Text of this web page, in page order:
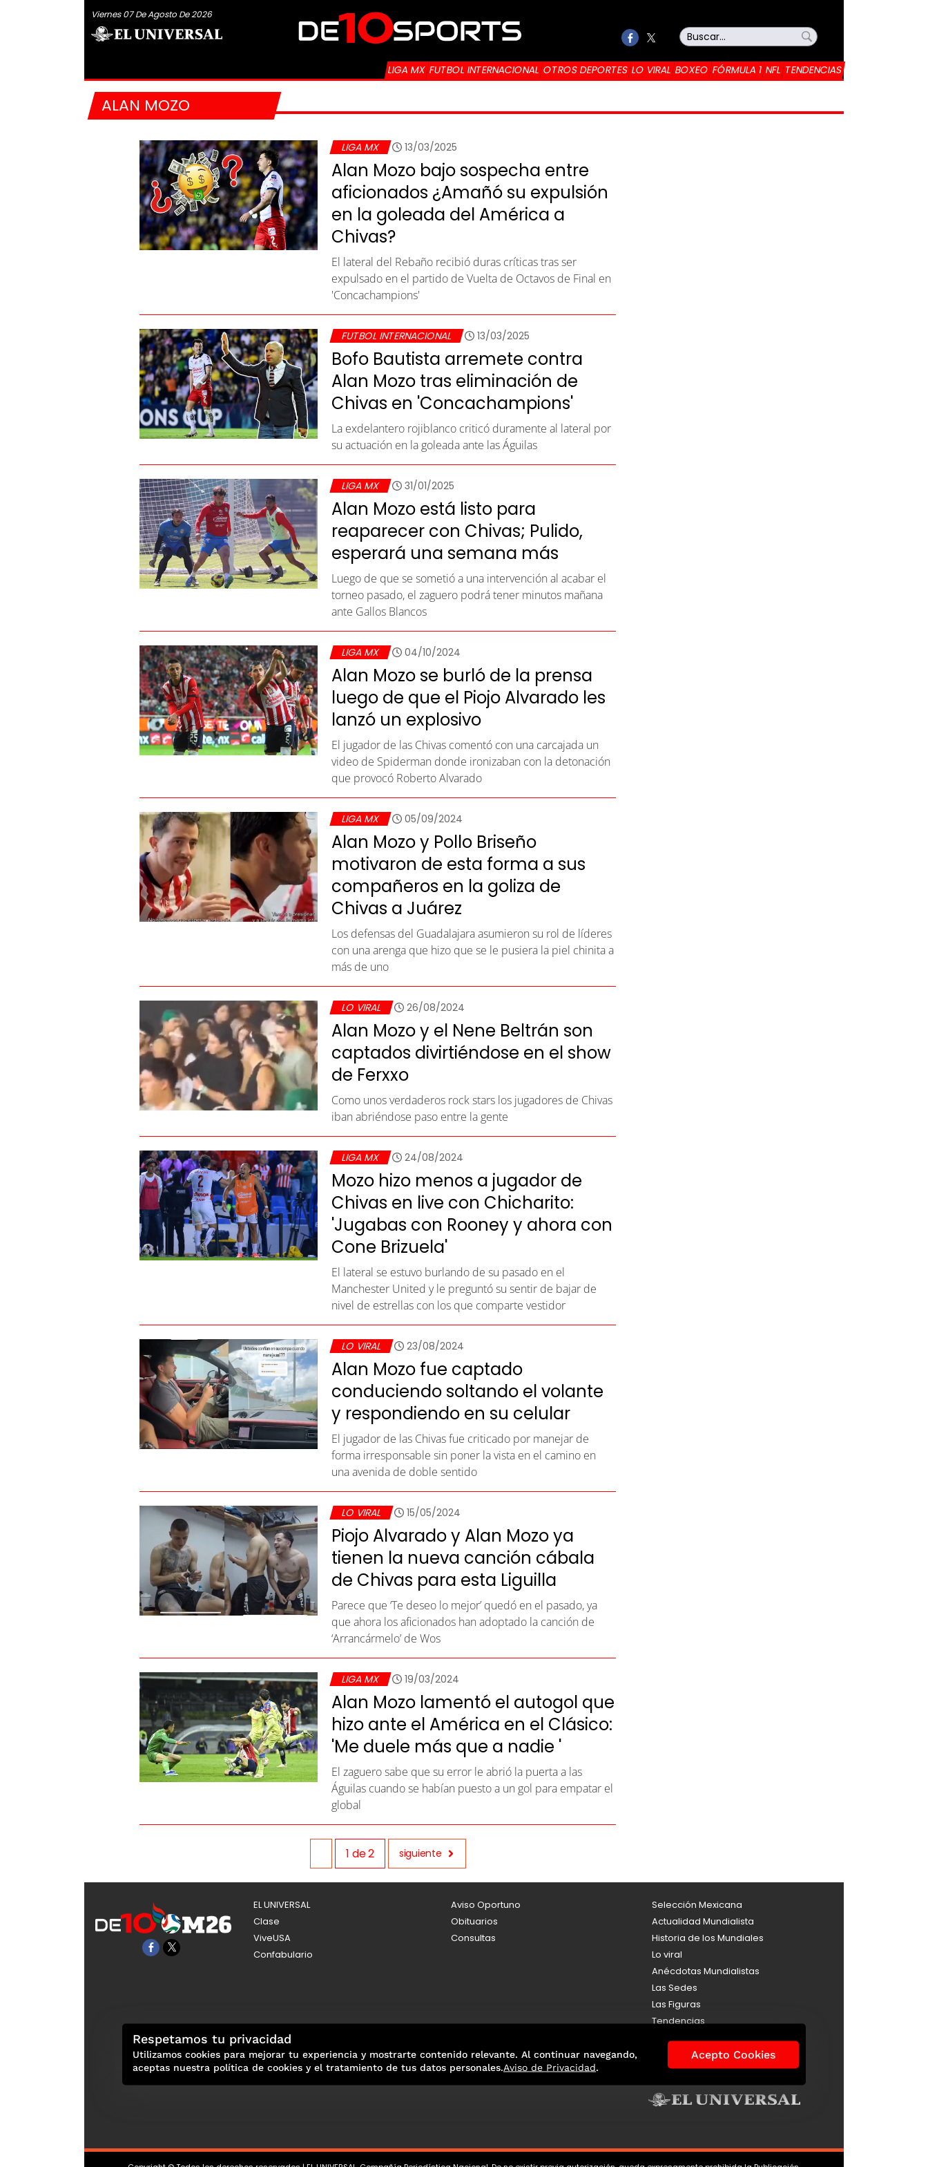
Viernes 07 De Agosto De 2026
LIGA MX FUTBOL INTERNACIONAL OTROS DEPORTES LO VIRAL BOXEO FÓRMULA 1 NFL TENDENCIAS
ALAN MOZO
LIGA MX 13/03/2025
Alan Mozo bajo sospecha entre
aficionados ¿Amañó su expulsión
en la goleada del América a
Chivas?
El lateral del Rebaño recibió duras críticas tras ser
expulsado en el partido de Vuelta de Octavos de Final en
'Concachampions'
FUTBOL INTERNACIONAL 13/03/2025
Bofo Bautista arremete contra
Alan Mozo tras eliminación de
Chivas en 'Concachampions'
La exdelantero rojiblanco criticó duramente al lateral por
su actuación en la goleada ante las Águilas
LIGA MX 31/01/2025
Alan Mozo está listo para
reaparecer con Chivas; Pulido,
esperará una semana más
Luego de que se sometió a una intervención al acabar el
torneo pasado, el zaguero podrá tener minutos mañana
ante Gallos Blancos
LIGA MX 04/10/2024
Alan Mozo se burló de la prensa
luego de que el Piojo Alvarado les
lanzó un explosivo
El jugador de las Chivas comentó con una carcajada un
video de Spiderman donde ironizaban con la detonación
que provocó Roberto Alvarado
LIGA MX 05/09/2024
Alan Mozo y Pollo Briseño
motivaron de esta forma a sus
compañeros en la goliza de
Chivas a Juárez
Los defensas del Guadalajara asumieron su rol de líderes
con una arenga que hizo que se le pusiera la piel chinita a
más de uno
LO VIRAL 26/08/2024
Alan Mozo y el Nene Beltrán son
captados divirtiéndose en el show
de Ferxxo
Como unos verdaderos rock stars los jugadores de Chivas
iban abriéndose paso entre la gente
LIGA MX 24/08/2024
Mozo hizo menos a jugador de
Chivas en live con Chicharito:
'Jugabas con Rooney y ahora con
Cone Brizuela'
El lateral se estuvo burlando de su pasado en el
Manchester United y le preguntó su sentir de bajar de
nivel de estrellas con los que comparte vestidor
LO VIRAL 23/08/2024
Alan Mozo fue captado
conduciendo soltando el volante
y respondiendo en su celular
El jugador de las Chivas fue criticado por manejar de
forma irresponsable sin poner la vista en el camino en
una avenida de doble sentido
LO VIRAL 15/05/2024
Piojo Alvarado y Alan Mozo ya
tienen la nueva canción cábala
de Chivas para esta Liguilla
Parece que ‘Te deseo lo mejor’ quedó en el pasado, ya
que ahora los aficionados han adoptado la canción de
‘Arrancármelo’ de Wos
LIGA MX 19/03/2024
Alan Mozo lamentó el autogol que
hizo ante el América en el Clásico:
'Me duele más que a nadie '
El zaguero sabe que su error le abrió la puerta a las
Águilas cuando se habían puesto a un gol para empatar el
global
1 de2 siguiente
EL UNIVERSAL
Clase
ViveUSA
Confabulario
Aviso Oportuno
Obituarios
Consultas
Selección Mexicana
Actualidad Mundialista
Historia de los Mundiales
Lo viral
Anécdotas Mundialistas
Las Sedes
Las Figuras
Tendencias
Directorio
Consultas
Aviso de Privacidad
Respetamos tu privacidad
Utilizamos cookies para mejorar tu experiencia y mostrarte contenido relevante. Al continuar navegando,
aceptas nuestra política de cookies y el tratamiento de tus datos personales.Aviso de Privacidad.
Acepto Cookies